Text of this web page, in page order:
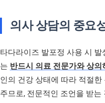
의사 상담의 중요
타다라이즈 발포정 사용 시
는 반드시 의료 전문가와 상
인의 건강 상태에 따라 적절
주므로, 전문적인 조언을 받는